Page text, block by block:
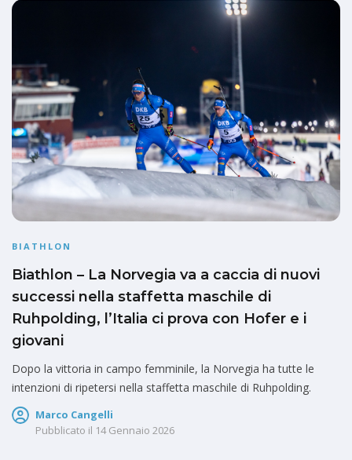
BIATHLON
Biathlon – La Norvegia va a caccia di nuovi
successi nella staffetta maschile di
Ruhpolding, l’Italia ci prova con Hofer e i
giovani
Dopo la vittoria in campo femminile, la Norvegia ha tutte le
intenzioni di ripetersi nella staffetta maschile di Ruhpolding.
Marco Cangelli
Pubblicato il 14 Gennaio 2026